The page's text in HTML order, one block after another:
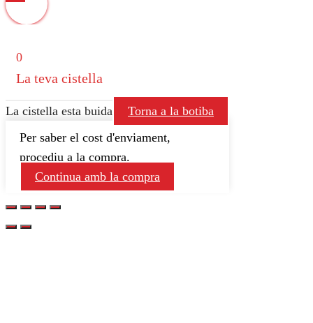
0
La teva cistella
La cistella esta buida
Torna a la botiba
Per saber el cost d'enviament,
procediu a la compra.
Continua amb la compra